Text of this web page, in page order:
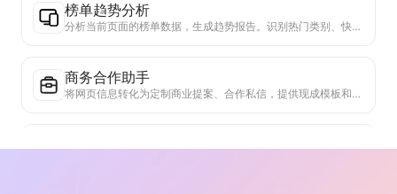
榜单趋势分析
分析当前页面的榜单数据，生成趋势报告。识别热门类别、快速上升的产品类型和新兴技术。提供即时市场洞察，助你理解最新产品趋势和市场动向。
商务合作助手
将网页信息转化为定制商业提案、合作私信，提供现成模板和跟进指南，简化协作流程。
真实性核查器